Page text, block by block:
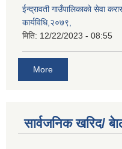
ईन्द्रावती गाउँपालिकाको सेवा
कार्यविधि,२०७९,
मिति: 12/22/2023 - 08:55
More
सार्वजनिक खरिद/